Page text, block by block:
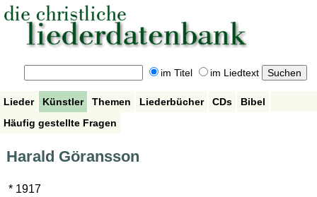
im Titel im Liedtext
Lieder Künstler Themen Liederbücher CDs
Bibel
Häufig gestellte Fragen
Harald Göransson
* 1917